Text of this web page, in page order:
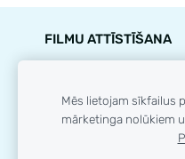
FILMU ATTĪSTĪŠANA
STĀVOKĻA
LOJALITĀTES
Mēs lietojam sīkfailus
mārketinga nolūkiem